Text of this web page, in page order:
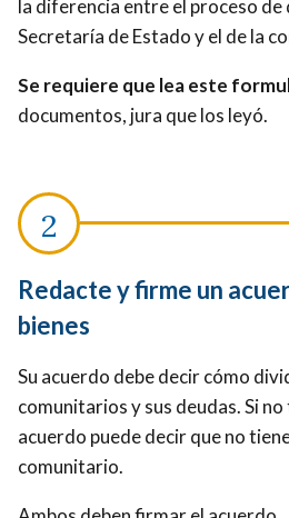
la diferencia entre el proceso de
Secretaría de Estado y el de la
Se requiere que lea este
documentos, jura que los leyó.
Redacte y firme un
bienes
Su acuerdo debe decir cómo
comunitarios y sus deudas. Si
acuerdo puede decir que no
comunitario.